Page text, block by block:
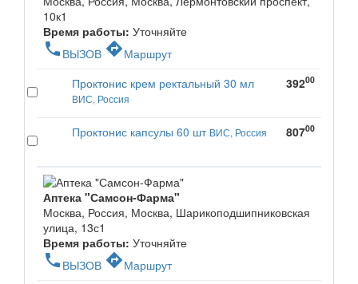
10к1
Время работы: Уточняйте
phone ВЫЗОВ directionsМаршрут
Проктонис крем ректальный 30 мл
ВИС, Россия
39200
Проктонис капсулы 60 шт ВИС, Россия 80700
Аптека "Самсон-Фарма"
Москва, Россия, Москва, Шарикоподшипниковская
улица, 13с1
Время работы: Уточняйте
phone ВЫЗОВ directionsМаршрут